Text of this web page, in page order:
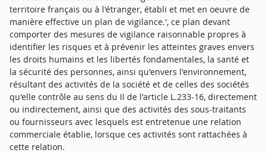
territoire français ou à l'étranger, établi et met en oeuvre de
manière effective un plan de vigilance.', ce plan devant
comporter des mesures de vigilance raisonnable propres à
identifier les risques et à prévenir les atteintes graves envers
les droits humains et les libertés fondamentales, la santé et
la sécurité des personnes, ainsi qu'envers l'environnement,
résultant des activités de la société et de celles des sociétés
qu'elle contrôle au sens du II de l'article L.233-16, directement
ou indirectement, ainsi que des activités des sous-traitants
ou fournisseurs avec lesquels est entretenue une relation
commerciale établie, lorsque ces activités sont rattachées à
cette relation.